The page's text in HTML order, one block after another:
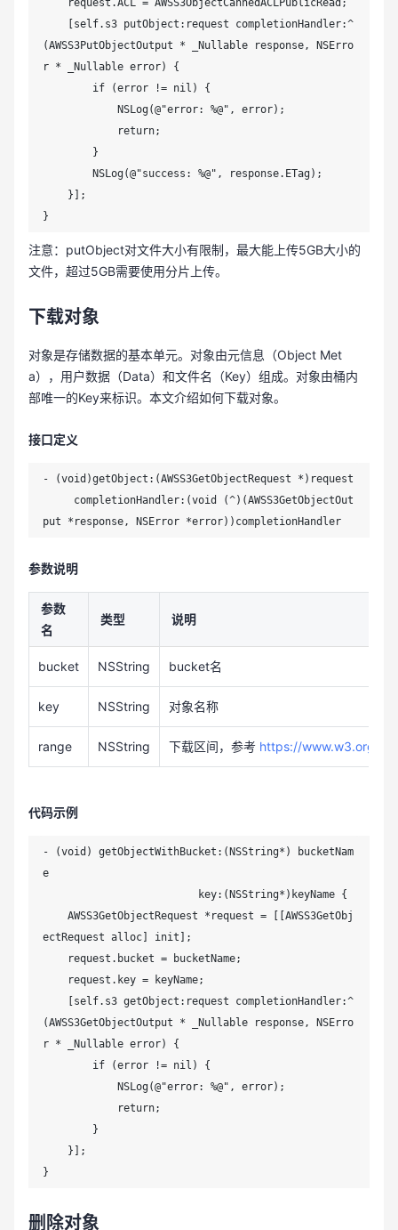
(AWSS3PutObjectOutput * _Nullable response, NSErro
r * _Nullable error) {
}
注意：putObject对文件大小有限制，最大能上传5GB大小的
文件，超过5GB需要使用分片上传。
下载对象
对象是存储数据的基本单元。对象由元信息（Object Met
a），用户数据（Data）和文件名（Key）组成。对象由桶内
部唯一的Key来标识。本文介绍如何下载对象。
接口定义
- (void)getObject:(AWSS3GetObjectRequest *)request
put *response, NSError *error))completionHandler
参数说明
参数
名
类型 说明
bucket NSString bucket名
key NSString 对象名称
range NSString 下载区间，参考 https://www.w3.org/
代码示例
- (void) getObjectWithBucket:(NSString*) bucketNam
e
ectRequest alloc] init];
(AWSS3GetObjectOutput * _Nullable response, NSErro
r * _Nullable error) {
}
删除对象